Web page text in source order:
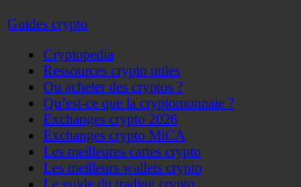
Guides crypto
Cryptopedia
Ressources crypto utiles
Ou acheter des cryptos ?
Qu’est-ce que la cryptomonnaie ?
Exchanges crypto 2026
Exchanges crypto MiCA
Les meilleures cartes crypto
Les meilleurs wallets crypto
Le guide du trading crypto